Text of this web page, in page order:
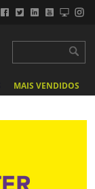
MAIS VENDIDOS